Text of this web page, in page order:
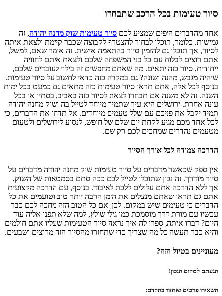
סיור טעימות בכל הרכב שתבחרו
אחד מהדברים היפים שמציע לכם סיור טעימות שוק מחנה יהודה, זה
גמישות. כלומר, תוכלו לבחור להצטרף לקבוצה שכבר קיימת ולצאת איתה
לסיור, אך תוכלו גם להזמין סיור בהתאמה אישית. זה אומר שאם, למשל,
אתם רוצים לבלות עם כל בני המשפחה שלכם ולצאת איתם לחוויה
ייחודית, סיור כזה יתאים. מה שאתם מחפשים זה בילוי לעובדים שלכם,
שיהיה מגבש, מהנה ושונה? גם במקרה כזה כדאי לחשוב על סיור טעימות.
בנוסף לכל אלה, אתם תראו סיור טעימות כזה מתאים גם כמעט בכל ימות
השנה. זה לא משנה אם תבחרו לצאת לסיור כזה באביב, בסתיו או בכל
עונה אחרת. ירושלים היא עיר שתמיד מיוחד לטייל בה ושוק מחנה יהודה
תמיד יקבל את פניכם עם שלל טעמים מיוחדים. אל תדחו את הדברים, כי
לכל אחד מכם מגיע לקחת יום שלם של חופש, לנסוע לירושלים ולטעום
מטעמים נהדרים שמחכים לכם רק שם.
הדרכה צמודה לכל אורך הסיור
אין ספק שכאשר מדברים על סיור טעימות שוק מחנה יהודה מדברים על
סיור מודרך. זה נכון שתוכלו לטייל לכם ככה סתם בסמטאות של השוק,
אך ללא הדרכה אתם עלולים ללכת לאיבוד. בנוסף, עם הדרכה מקצועית
אתם גם תראו שאתם מנצלים את הזמן הרבה יותר טוב וטועמים את כל
הדברים כי טעימים שיש במקום. לכן, אם כל הטוב הזה מחכה לכם כבר
עכשיו עם מורת דרך מוסמכת כמו גילי שולץ, למה שלא תפנו אליה עוד
היום? דברו איתה, ספרו לה איך נראה סיור הטעימות שעליו אתם חולמים
והיא כבר תעשה כל מה שצריך כדי שתחזרו מהסיור הזה מרוצים ושבעים.
מעוניינים בטיול הזה?
הגעתם למקום הנכון!
השאירו פרטים ואחזור בהקדם: